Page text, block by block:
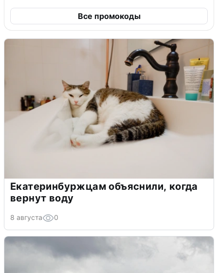
Все промокоды
Екатеринбуржцам объяснили, когда
вернут воду
8 августа 0